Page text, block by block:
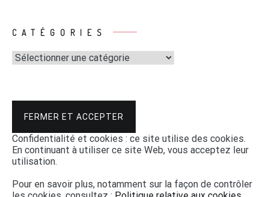
CATÉGORIES
Catégories
Confidentialité et cookies : ce site utilise des cookies.
En continuant à utiliser ce site Web, vous acceptez leur
utilisation.
Pour en savoir plus, notamment sur la façon de contrôler